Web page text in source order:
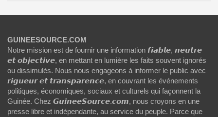
GUINEESOURCE.COM
Notre mission est de fournir une information 𝙛𝙞𝙖𝙗𝙡𝙚, 𝙣𝙚𝙪𝙩𝙧𝙚
𝙚𝙩 𝙤𝙗𝙟𝙚𝙘𝙩𝙞𝙫𝙚, en mettant en lumière les faits souvent ignorés
ou dissimulés. Nous nous engageons à informer le public avec
𝙧𝙞𝙜𝙪𝙚𝙪𝙧 𝙚𝙩 𝙩𝙧𝙖𝙣𝙨𝙥𝙖𝙧𝙚𝙣𝙘𝙚, en couvrant les événements
politiques, économiques, sociaux et culturels qui façonnent la
Guinée. Chez 𝙂𝙪𝙞𝙣𝙚𝙚𝙎𝙤𝙪𝙧𝙘𝙚.𝙘𝙤𝙢, nous croyons en une
presse libre et indépendante, au service du peuple. Parce que